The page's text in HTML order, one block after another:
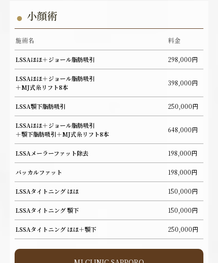
小顔術
施術名 料金
LSSAほほ＋ジョール脂肪吸引 298,000円
LSSAほほ＋ジョール脂肪吸引
＋MJ式糸リフト8本
398,000円
LSSA顎下脂肪吸引 250,000円
LSSAほほ＋ジョール脂肪吸引
＋顎下脂肪吸引＋MJ式糸リフト8本
648,000円
LSSAメーラーファット除去 198,000円
バッカルファット 198,000円
LSSAタイトニング ほほ 150,000円
LSSAタイトニング 顎下 150,000円
LSSAタイトニング ほほ＋顎下 250,000円